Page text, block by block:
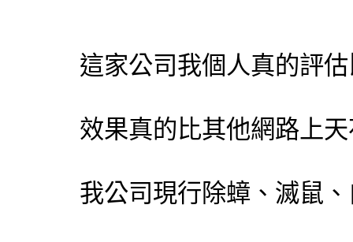
這家公司我個人真的評
效果真的比其他網路上
我公司現行除蟑、滅鼠